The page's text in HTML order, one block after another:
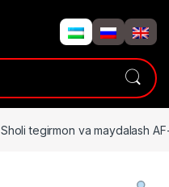
Sholi tegirmon va maydalash